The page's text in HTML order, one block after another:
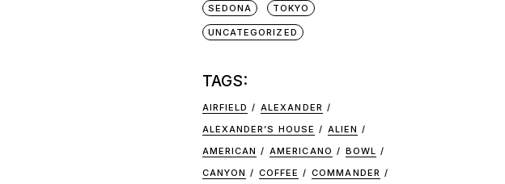
SEDONA TOKYO
UNCATEGORIZED
TAGS:
AIRFIELD
ALEXANDER
ALEXANDER’S HOUSE
ALIEN
AMERICAN
AMERICANO
BOWL
CANYON
COFFEE
COMMANDER